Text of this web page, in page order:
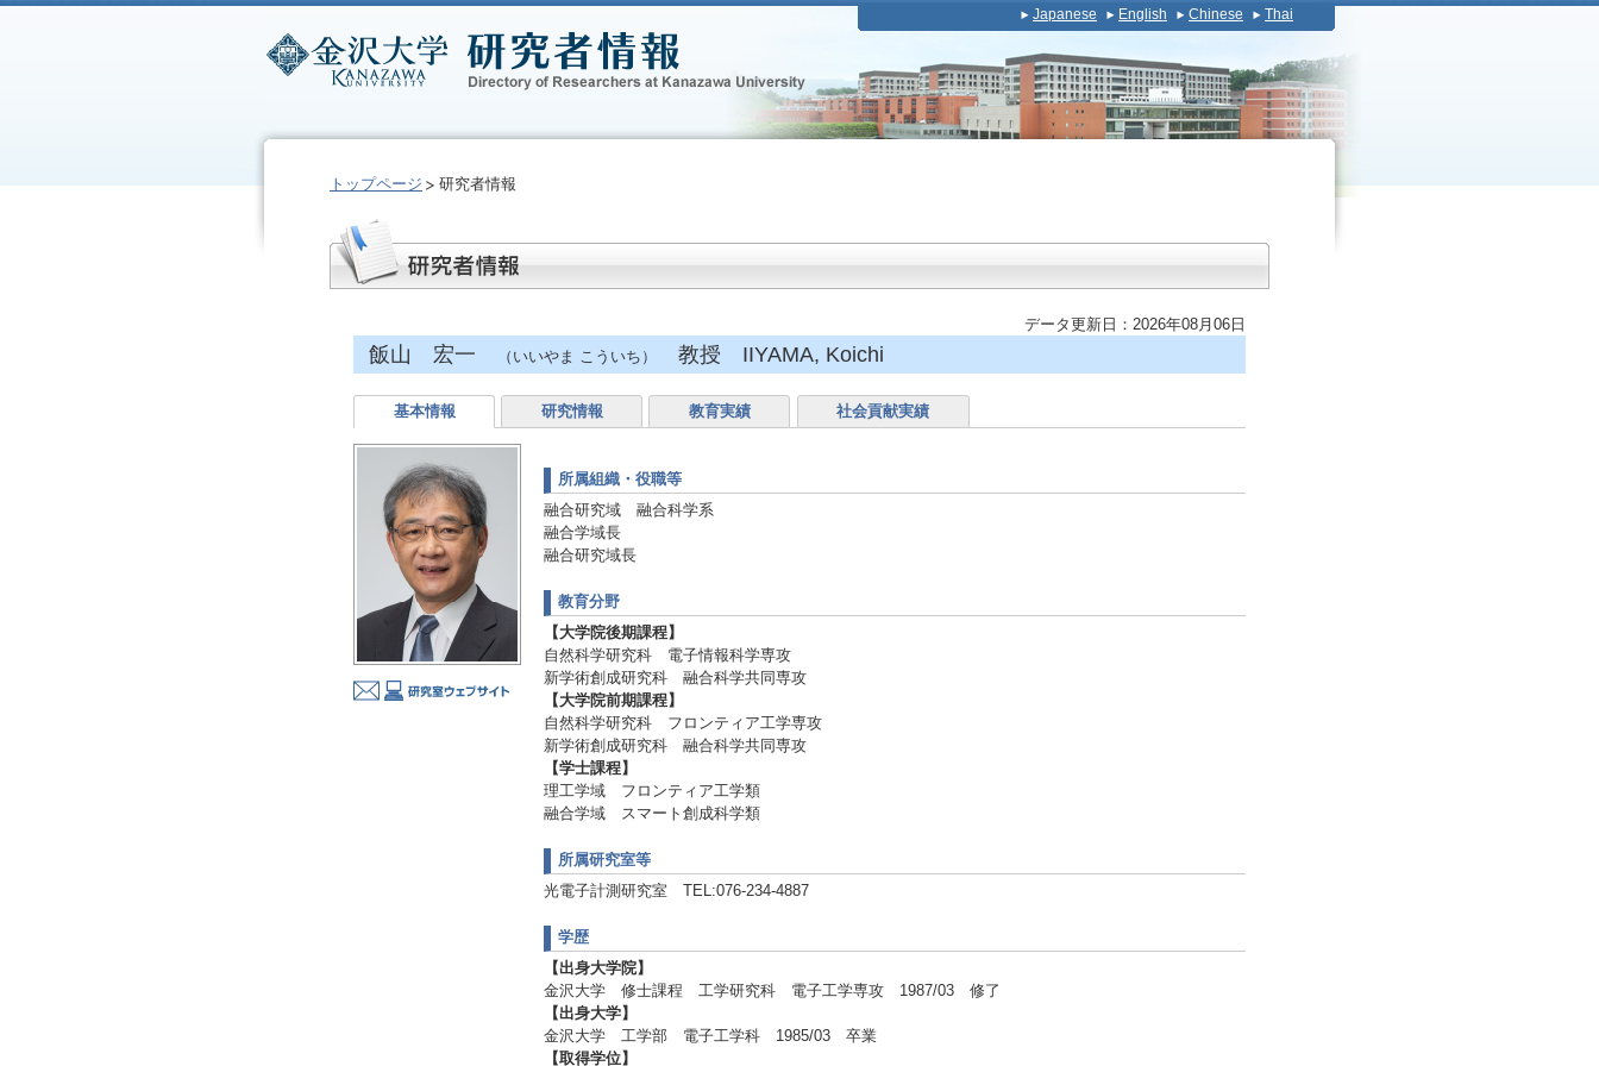
Japanese English Chinese Thai
トップページ 研究者情報
データ更新日：2026年08月06日
飯山 宏一 （いいやま こういち） 教授 IIYAMA, Koichi
基本情報 研究情報 教育実績 社会貢献実績
所属組織・役職等
融合研究域 融合科学系
融合学域長
融合研究域長
教育分野
【大学院後期課程】
自然科学研究科 電子情報科学専攻
新学術創成研究科 融合科学共同専攻
【大学院前期課程】
自然科学研究科 フロンティア工学専攻
新学術創成研究科 融合科学共同専攻
【学士課程】
理工学域 フロンティア工学類
融合学域 スマート創成科学類
所属研究室等
光電子計測研究室 TEL:076-234-4887
学歴
【出身大学院】
金沢大学 修士課程 工学研究科 電子工学専攻 1987/03 修了
【出身大学】
金沢大学 工学部 電子工学科 1985/03 卒業
【取得学位】